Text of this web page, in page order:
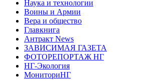
Наука и технологии
Воины и Армии
Вера и общество
Главкнига
Антракт News
ЗАВИСИМАЯ ГАЗЕТА
ФОТОРЕПОРТАЖ НГ
НГ-Экология
МониториНГ